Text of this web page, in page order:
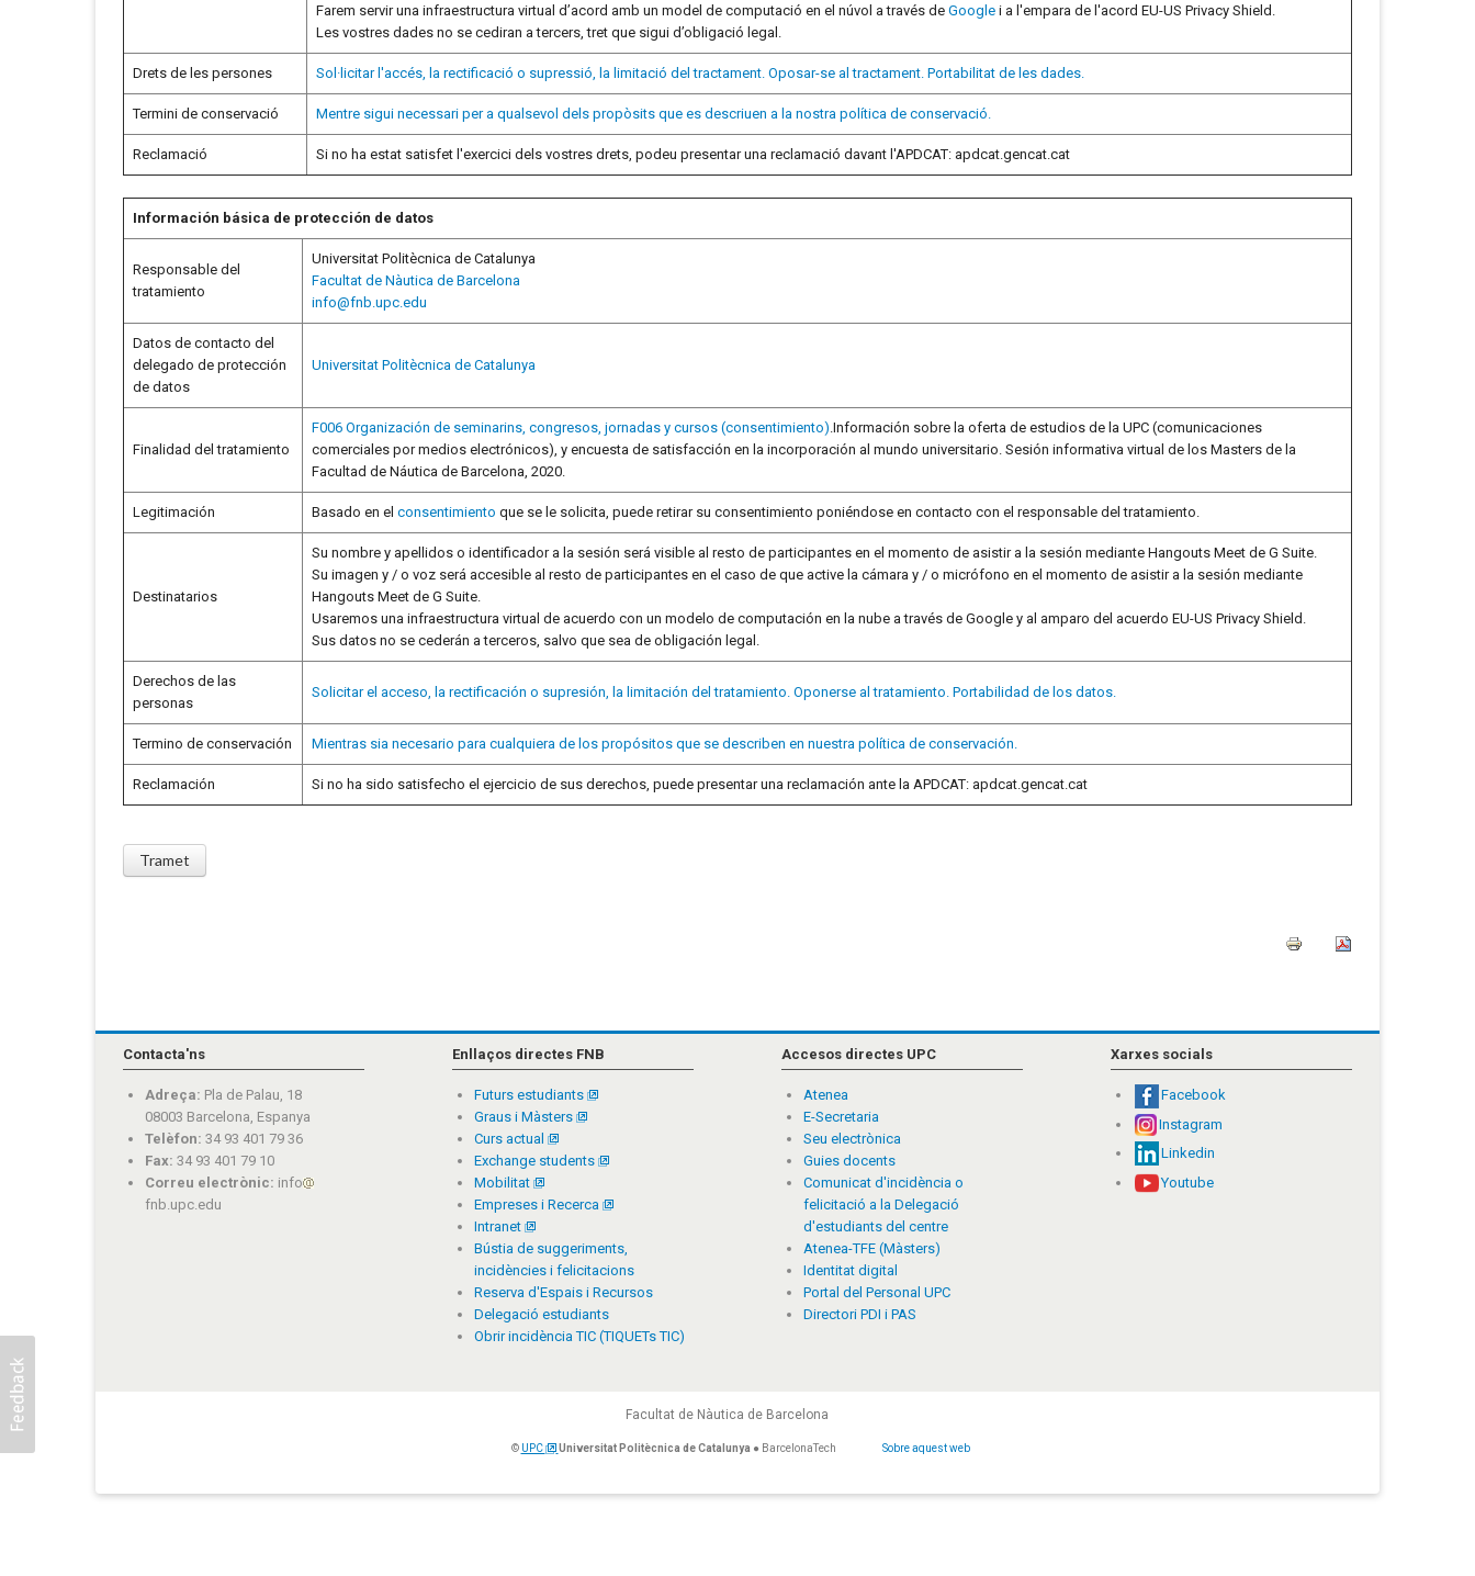
Farem servir una infraestructura virtual d’acord amb un model de computació en el núvol a través de Google i a l'empara de l'acord EU-US Privacy Shield.
Les vostres dades no se cediran a tercers, tret que sigui d’obligació legal.
Drets de les persones Sol·licitar l'accés, la rectificació o supressió, la limitació del tractament. Oposar-se al tractament. Portabilitat de les dades.
Termini de conservació Mentre sigui necessari per a qualsevol dels propòsits que es descriuen a la nostra política de conservació.
Reclamació Si no ha estat satisfet l'exercici dels vostres drets, podeu presentar una reclamació davant l'APDCAT: apdcat.gencat.cat
Información básica de protección de datos
Responsable del
tratamiento
Universitat Politècnica de Catalunya
Facultat de Nàutica de Barcelona
info@fnb.upc.edu
Datos de contacto del
delegado de protección
de datos
Universitat Politècnica de Catalunya
Finalidad del tratamiento
F006 Organización de seminarins, congresos, jornadas y cursos (consentimiento) .Información sobre la oferta de estudios de la UPC (comunicaciones
comerciales por medios electrónicos), y encuesta de satisfacción en la incorporación al mundo universitario. Sesión informativa virtual de los Masters de la
Facultad de Náutica de Barcelona, 2020.
Legitimación Basado en el consentimiento que se le solicita, puede retirar su consentimiento poniéndose en contacto con el responsable del tratamiento.
Destinatarios
Su nombre y apellidos o identificador a la sesión será visible al resto de participantes en el momento de asistir a la sesión mediante Hangouts Meet de G Suite.
Su imagen y / o voz será accesible al resto de participantes en el caso de que active la cámara y / o micrófono en el momento de asistir a la sesión mediante
Hangouts Meet de G Suite.
Usaremos una infraestructura virtual de acuerdo con un modelo de computación en la nube a través de Google y al amparo del acuerdo EU-US Privacy Shield.
Sus datos no se cederán a terceros, salvo que sea de obligación legal.
Derechos de las
personas
Solicitar el acceso, la rectificación o supresión, la limitación del tratamiento. Oponerse al tratamiento. Portabilidad de los datos.
Termino de conservación Mientras sia necesario para cualquiera de los propósitos que se describen en nuestra política de conservación.
Reclamación Si no ha sido satisfecho el ejercicio de sus derechos, puede presentar una reclamación ante la APDCAT: apdcat.gencat.cat
Contacta'ns
Adreça: Pla de Palau, 18
08003 Barcelona, Espanya
Telèfon: 34 93 401 79 36
Fax: 34 93 401 79 10
Correu electrònic: info
fnb.upc.edu
Enllaços directes FNB
Futurs estudiants
Graus i Màsters
Curs actual
Exchange students
Mobilitat
Empreses i Recerca
Intranet
Bústia de suggeriments,
incidències i felicitacions
Reserva d'Espais i Recursos
Delegació estudiants
Obrir incidència TIC (TIQUETs TIC)
Accesos directes UPC
Atenea
E-Secretaria
Seu electrònica
Guies docents
Comunicat d'incidència o
felicitació a la Delegació
d'estudiants del centre
Atenea-TFE (Màsters)
Identitat digital
Portal del Personal UPC
Directori PDI i PAS
Xarxes socials
Facebook
Instagram
Linkedin
Youtube
Facultat de Nàutica de Barcelona
© UPC Universitat Politècnica de Catalunya ● BarcelonaTech Sobre aquest web